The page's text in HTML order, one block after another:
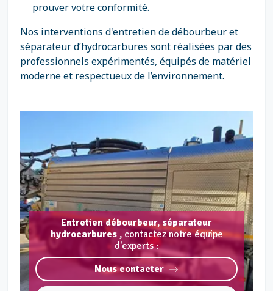
prouver votre conformité.
Nos interventions d'entretien de débourbeur et
séparateur d’hydrocarbures sont réalisées par des
professionnels expérimentés, équipés de matériel
moderne et respectueux de l’environnement.
Entretien débourbeur, séparateur
hydrocarbures , contactez notre équipe
d'experts :
Nous contacter